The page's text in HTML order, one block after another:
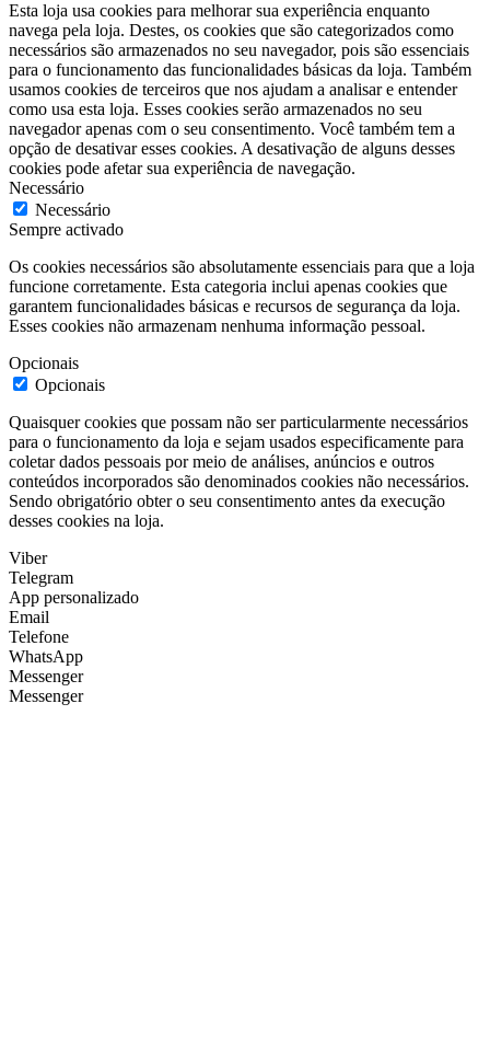
Esta loja usa cookies para melhorar sua experiência enquanto
navega pela loja. Destes, os cookies que são categorizados como
necessários são armazenados no seu navegador, pois são essenciais
para o funcionamento das funcionalidades básicas da loja. Também
usamos cookies de terceiros que nos ajudam a analisar e entender
como usa esta loja. Esses cookies serão armazenados no seu
navegador apenas com o seu consentimento. Você também tem a
opção de desativar esses cookies. A desativação de alguns desses
cookies pode afetar sua experiência de navegação.
Necessário
Necessário
Sempre activado
Os cookies necessários são absolutamente essenciais para que a loja
funcione corretamente. Esta categoria inclui apenas cookies que
garantem funcionalidades básicas e recursos de segurança da loja.
Esses cookies não armazenam nenhuma informação pessoal.
Opcionais
Opcionais
Quaisquer cookies que possam não ser particularmente necessários
para o funcionamento da loja e sejam usados especificamente para
coletar dados pessoais por meio de análises, anúncios e outros
conteúdos incorporados são denominados cookies não necessários.
Sendo obrigatório obter o seu consentimento antes da execução
desses cookies na loja.
Viber
Telegram
App personalizado
Email
Telefone
WhatsApp
Messenger
Messenger